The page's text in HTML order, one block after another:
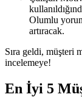
Olumlu
artıracak.
Sıra geldi, müşteri
incelemeye!
En İyi 5